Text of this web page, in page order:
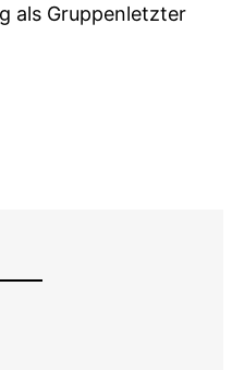
als Gruppenletzter